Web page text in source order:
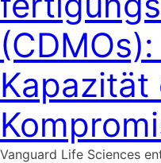
Kapazität
Vanguard Life Sciences